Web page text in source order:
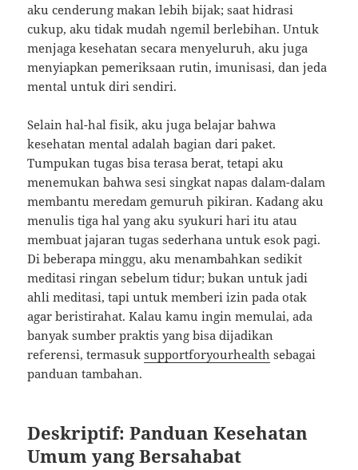
aku cenderung makan lebih bijak; saat hidrasi
cukup, aku tidak mudah ngemil berlebihan. Untuk
menjaga kesehatan secara menyeluruh, aku juga
menyiapkan pemeriksaan rutin, imunisasi, dan jeda
mental untuk diri sendiri.
Selain hal-hal fisik, aku juga belajar bahwa
kesehatan mental adalah bagian dari paket.
Tumpukan tugas bisa terasa berat, tetapi aku
menemukan bahwa sesi singkat napas dalam-dalam
membantu meredam gemuruh pikiran. Kadang aku
menulis tiga hal yang aku syukuri hari itu atau
membuat jajaran tugas sederhana untuk esok pagi.
Di beberapa minggu, aku menambahkan sedikit
meditasi ringan sebelum tidur; bukan untuk jadi
ahli meditasi, tapi untuk memberi izin pada otak
agar beristirahat. Kalau kamu ingin memulai, ada
banyak sumber praktis yang bisa dijadikan
referensi, termasuksupportforyourhealth sebagai
panduan tambahan.
Deskriptif: Panduan Kesehatan
Umum yang Bersahabat